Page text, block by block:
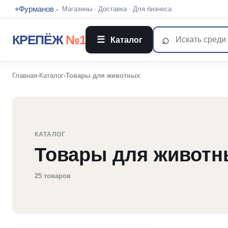
⌖Фурманов ⌄ Магазины · Доставка· Для бизнеса
КРЕПЁЖ №1 ☰ Каталог ⌕
Главная›Каталог›Товары для животных
КАТАЛОГ
Товары для
25 товаров